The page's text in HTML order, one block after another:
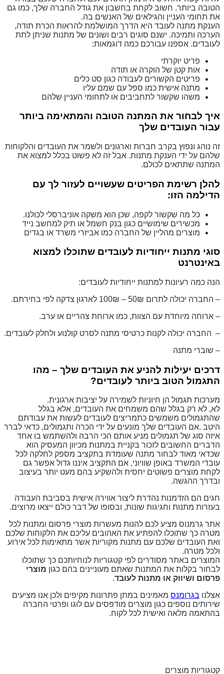
הטובה ביותר. חשוב לקחת בחשבון את גודל החברה שלך, כמו גם
את תחומי העניין והגילאים של האנשים בה.
הענקת מתנה לעובד היא הדרך המושלמת להראות הכרת תודה,
הערכה ותמיכה. ישנם סוגים רבים ושונים של מתנות שניתן לתת
לעובדים. אספנו עבורכם כמה דוגמאות:
פריט יוקרתי
אות קטן של הוקרה או תודה
פריטים הקשורים לעבודה כגון סט כלים
מתנה אישית כמו ספל עם שמם עליו
משהו שקשור לתחביבים או לתחומי העניין שלהם
איך לבחור את המתנה הטובה והמתאימה ביותר
עבור העובדים שלך
זה נוהג ונפוץ בקרב חברות וארגונים ולשמר את העובדים והלקוחות
שלהם על ידי הענקת מתנות. אבל זה לא פשוט בכלל למצוא את
המתנה שתתאים לכולם.
להלן רשימת הפריטים שעשויים לעזור לך עם
הדילמה הזו:
כל מה שקשור לקפה, שכן הוא משקה אוניברסלי לכולנו.
מכשירים שימושיים כגון בנק חשמל או תיק למחשב נייד
מוצרים מהליין של החברה כמו אביזרי משרד או בגדים
סוגי מתנות ייחודיות לעובדים שתוכלו למצוא
באינטרנט
הנה כמה רעיונות למתנות ייחודיות לעובדים:
– החברה יכולה לתרום 50₪ – 100₪ לארגון צדקה לפי בחירתם.
– ארוחה מיוחדת עם הצוות, כמו ארוחת צהריים או ערב.
– החברה יכולה לקנות כרטיסי מתנה לסרט קולנוע ולחלק לעובדים.
– שוברי מתנה
דרכים יעילות להניע את העובדים שלך – מהו
התגמול הטוב ביותר לעובדים?
מערכות תגמול הן חיוניות לשמירה על יציבות ארגונית.
לא, לא רק בגלל שהם משמחים את העובדים, אלא בגלל
שהתגמולים משמשים כתמריצים לעובדים לעשות את עבודתם
היטב .אם העובדים שלך מונעים על ידי הכרה ותגמולים, כדאי לברר
איזה סוג של תגמולים מניע אותם הכי הרבה ולהשתמש בו אחד
הדברים החשובים לזכור בקניית במתנות מכיוון המעסיק הוא
שכדאי מאוד לבחור מתנה שעומדת בתקציב מספק לחלקה לכל
עובדי המשרד באופן שוויוני, אם התקציב איננו גדול אפשר גם
לקחת מוצרים פשוטים יחסית ולהשקיע בהם מעט יותר בעיצוב
ובדרך ההגשה.
חגים הם הזדמנות נהדרת ליצור אווירה אישית בסביבת העבודה
בעזרות מתנות וחגיגות שונות, ובסופו של דבר כולם ייצאו מרוצים.
אתר גרמנוס מציע לכם להנות מעשרות מוצרי פרסום ומתנות לכל
מטרה כך שתוכלו להפתיע את האהובים עליכם את הלקוחות שלכם
ואת העובדים שלכם עם מתנות מקוריות אשר מתאימות לכל אירוע
ולכל מטרה.
המוצרים באתר מסודרים לפי קטגוריות לנוחיותכם כך שתוכלו
לבחור בקלות את המתנות שאתם מעוניינים בהם כגון מוצרי
פרסום ושיווק או מתנות לעובד.
אצלנו בגרומנס מאמינים במתן פתרונות מקיפים ולכן אנו מציעים
שירותים נוספים כגון מוצרים מודפסים עם לוגו ופרטי החברה
בהתאמה מלאה ואישית לכל לקוח.
קטגוריות מוצרים